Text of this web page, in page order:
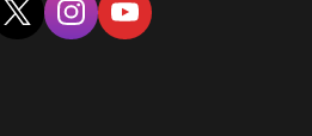
twitter instagramyoutube